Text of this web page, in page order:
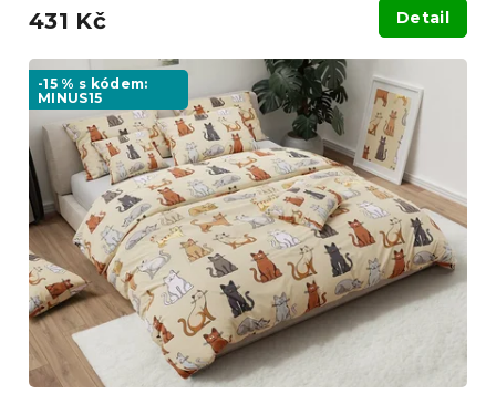
431 Kč Detail
-15 % s kódem:
MINUS15